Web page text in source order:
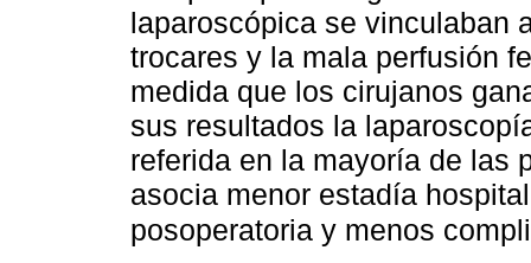
laparoscópica se vinculaban
trocares y la mala perfusión
medida que los cirujanos
sus resultados la
referida en la mayoría de las
asocia menor estadía
posoperatoria y menos